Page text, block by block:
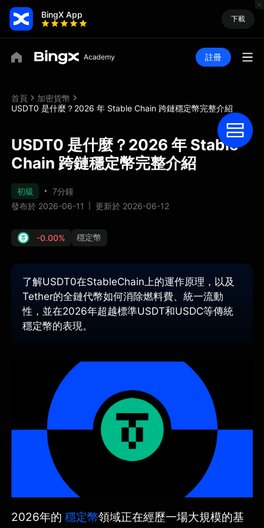
BingX App 下載
註冊
首頁
加密貨幣
USDT0 是什麼？2026 年 Stable Chain 跨鏈穩定幣完整介紹
USDT0 是什麼？2026 年 Stable
Chain 跨鏈穩定幣完整介紹
初級
7分鐘
發布於 2026-06-11
更新於 2026-06-12
-0.00% 穩定幣
了解USDT0在StableChain上的運作原理，以及
Tether的全鏈代幣如何消除燃料費、統一流動
性，並在2026年超越標準USDT和USDC等傳統
穩定幣的表現。
2026年的 穩定幣領域正在經歷一場大規模的基